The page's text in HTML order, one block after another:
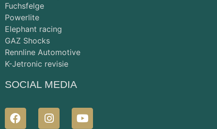
Fuchsfelge
Powerlite
Elephant racing
GAZ Shocks
Rennline Automotive
K-Jetronic revisie
SOCIAL MEDIA